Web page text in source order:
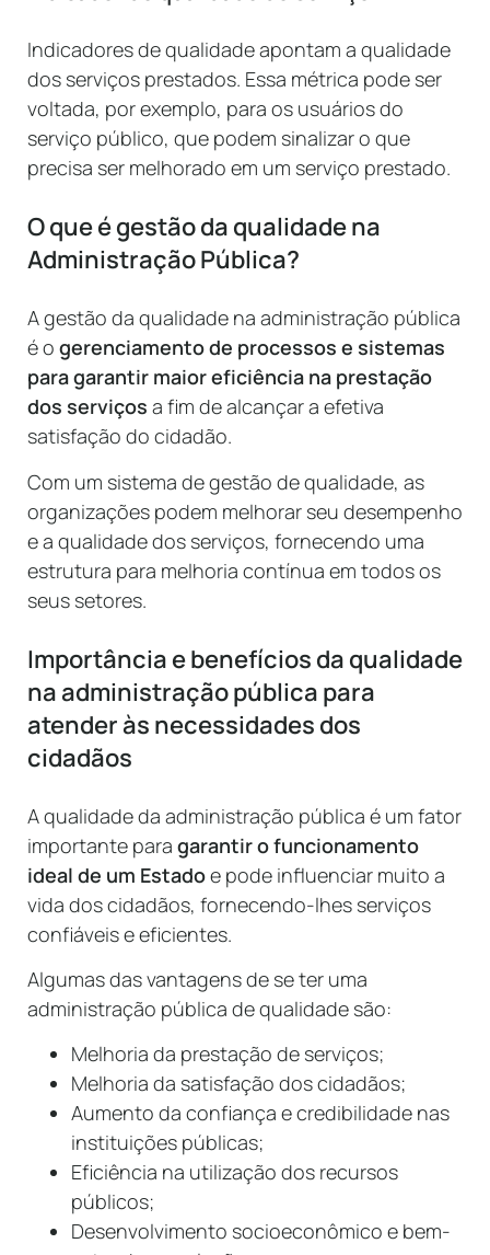
Indicadores de qualidade apontam a qualidade
dos serviços prestados. Essa métrica pode ser
voltada, por exemplo, para os usuários do
serviço público, que podem sinalizar o que
precisa ser melhorado em um serviço prestado.
O que é gestão da qualidade na
Administração Pública?
A gestão da qualidade na administração pública
é o gerenciamento de processos e sistemas
para garantir maior eficiência na prestação
dos serviços a fim de alcançar a efetiva
satisfação do cidadão.
Com um sistema de gestão de qualidade, as
organizações podem melhorar seu desempenho
e a qualidade dos serviços, fornecendo uma
estrutura para melhoria contínua em todos os
seus setores.
Importância e benefícios da qualidade
na administração pública para
atender às necessidades dos
cidadãos
A qualidade da administração pública é um fator
importante para garantir o funcionamento
ideal de um Estadoe pode influenciar muito a
vida dos cidadãos, fornecendo-lhes serviços
confiáveis e eficientes.
Algumas das vantagens de se ter uma
administração pública de qualidade são:
Melhoria da prestação de serviços;
Melhoria da satisfação dos cidadãos;
Aumento da confiança e credibilidade nas
instituições públicas;
Eficiência na utilização dos recursos
públicos;
Desenvolvimento socioeconômico e bem-